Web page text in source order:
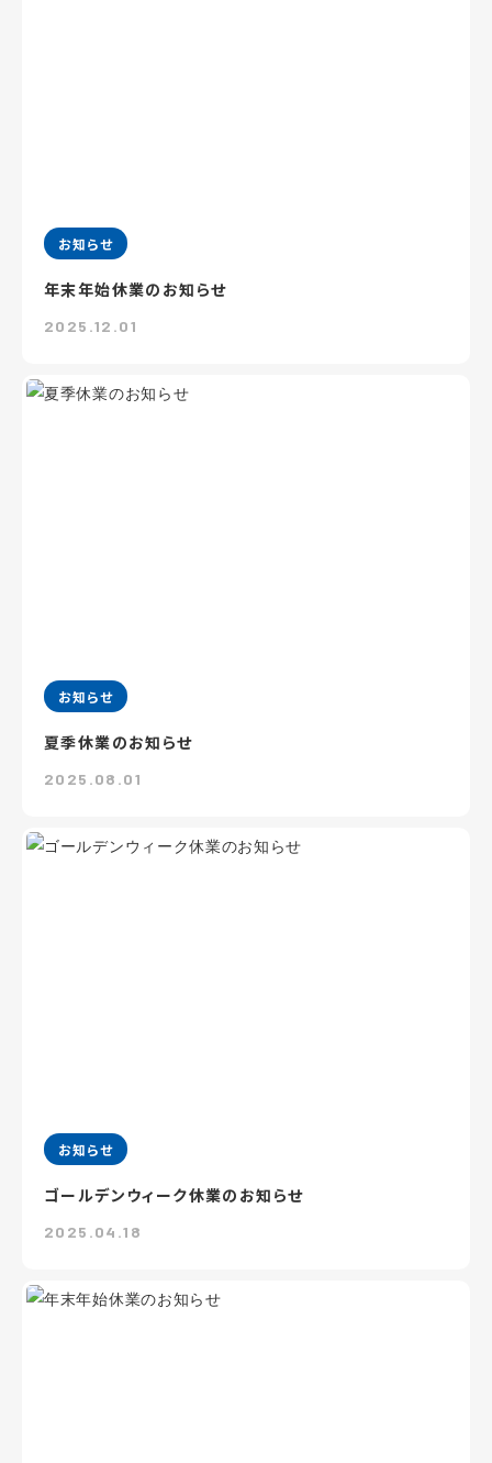
お知らせ
年末年始休業のお知らせ
2025.12.01
お知らせ
夏季休業のお知らせ
2025.08.01
お知らせ
ゴールデンウィーク休業のお知らせ
2025.04.18